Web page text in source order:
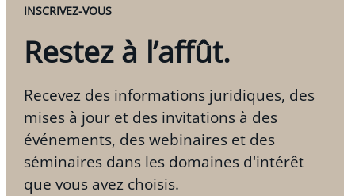
INSCRIVEZ-VOUS
Restez à l’affût.
Recevez des informations juridiques, des
mises à jour et des invitations à des
événements, des webinaires et des
séminaires dans les domaines d'intérêt
que vous avez choisis.